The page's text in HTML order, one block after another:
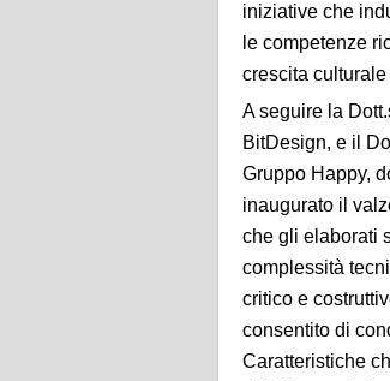
iniziative che
le competenze
crescita culturale
A seguire la
BitDesign, e il
Gruppo Happy,
inaugurato il
che gli elaborati
complessità
critico e
consentito di
Caratteristiche